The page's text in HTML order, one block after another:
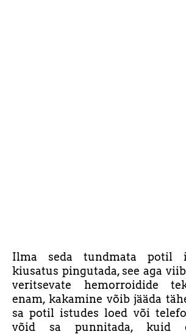
Ilma seda tundmata potil
kiusatus pingutada, see aga
veritsevate hemorroidide
enam, kakamine võib jääda
sa potil istudes loed või
võid sa punnitada, kuid